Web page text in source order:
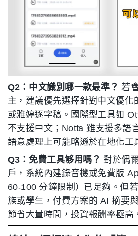
Q2：中文識別哪一款最準？ 若
主，建議優先選擇針對中文優化
或雅婷逐字稿。國際型工具如
不支援中文；Notta 雖支援多語
語意處理上可能略遜於在地化工
Q3：免費工具够用嗎？ 對於偶
戶，系統內建錄音機或免費版
60-100 分鐘限制）已足夠。但
族或學生，付費方案的 AI 摘要
節省大量時間，投資報酬率極高